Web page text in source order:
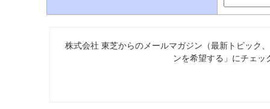
株式会社 東芝からのメールマガジン（最新トピック
ンを希望する」にチェ